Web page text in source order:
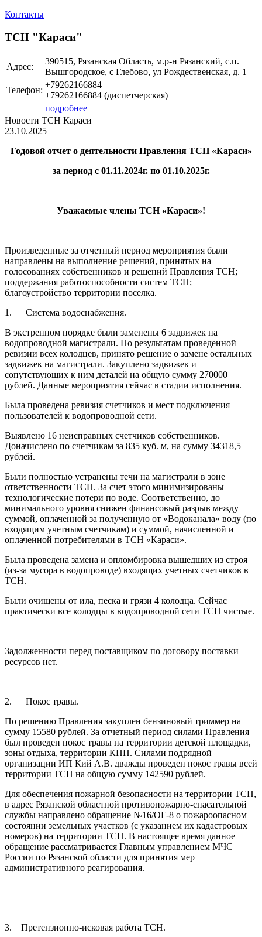
Контакты
ТСН "Караси"
Адрес:
390515, Рязанская Область, м.р-н Рязанский, с.п.
Вышгородское, с Глебово, ул Рождественская, д. 1
Телефон:
+79262166884
+79262166884 (диспетчерская)
подробнее
Новости ТСН Караси
23.10.2025
Годовой отчет о деятельности Правления ТСН «Караси»
за период с 01.11.2024г. по 01.10.2025г.
Уважаемые члены ТСН «Караси»!
Произведенные за отчетный период мероприятия были
направлены на выполнение решений, принятых на
голосованиях собственников и решений Правления ТСН;
поддержания работоспособности систем ТСН;
благоустройство территории поселка.
1. Система водоснабжения.
В экстренном порядке были заменены 6 задвижек на
водопроводной магистрали. По результатам проведенной
ревизии всех колодцев, принято решение о замене остальных
задвижек на магистрали. Закуплено задвижек и
сопутствующих к ним деталей на общую сумму 270000
рублей. Данные мероприятия сейчас в стадии исполнения.
Была проведена ревизия счетчиков и мест подключения
пользователей к водопроводной сети.
Выявлено 16 неисправных счетчиков собственников.
Доначислено по счетчикам за 835 куб. м, на сумму 34318,5
рублей.
Были полностью устранены течи на магистрали в зоне
ответственности ТСН. За счет этого минимизированы
технологические потери по воде. Соответственно, до
минимального уровня снижен финансовый разрыв между
суммой, оплаченной за полученную от «Водоканала» воду (по
входящим учетным счетчикам) и суммой, начисленной и
оплаченной потребителями в ТСН «Караси».
Была проведена замена и опломбировка вышедших из строя
(из-за мусора в водопроводе) входящих учетных счетчиков в
ТСН.
Были очищены от ила, песка и грязи 4 колодца. Сейчас
практически все колодцы в водопроводной сети ТСН чистые.
Задолженности перед поставщиком по договору поставки
ресурсов нет.
2. Покос травы.
По решению Правления закуплен бензиновый триммер на
сумму 15580 рублей. За отчетный период силами Правления
был проведен покос травы на территории детской площадки,
зоны отдыха, территории КПП. Силами подрядной
организации ИП Кий А.В. дважды проведен покос травы всей
территории ТСН на общую сумму 142590 рублей.
Для обеспечения пожарной безопасности на территории ТСН,
в адрес Рязанской областной противопожарно-спасательной
службы направлено обращение №16/ОГ-8 о пожароопасном
состоянии земельных участков (с указанием их кадастровых
номеров) на территории ТСН. В настоящее время данное
обращение рассматривается Главным управлением МЧС
России по Рязанской области для принятия мер
административного реагирования.
3. Претензионно-исковая работа ТСН.